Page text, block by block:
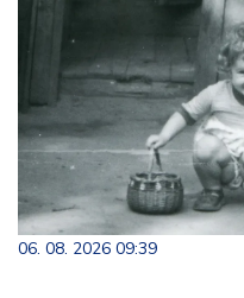
06. 08. 2026 09:39